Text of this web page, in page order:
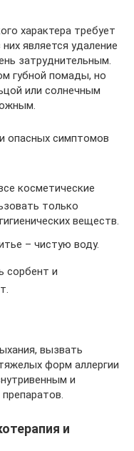
характера требует
является удаление
затруднительным.
губной помады, но
или солнечным
опасных симптомов
косметические
только
веществ.
– чистую воду.
сорбент и
вызвать
форм аллергии
и
и